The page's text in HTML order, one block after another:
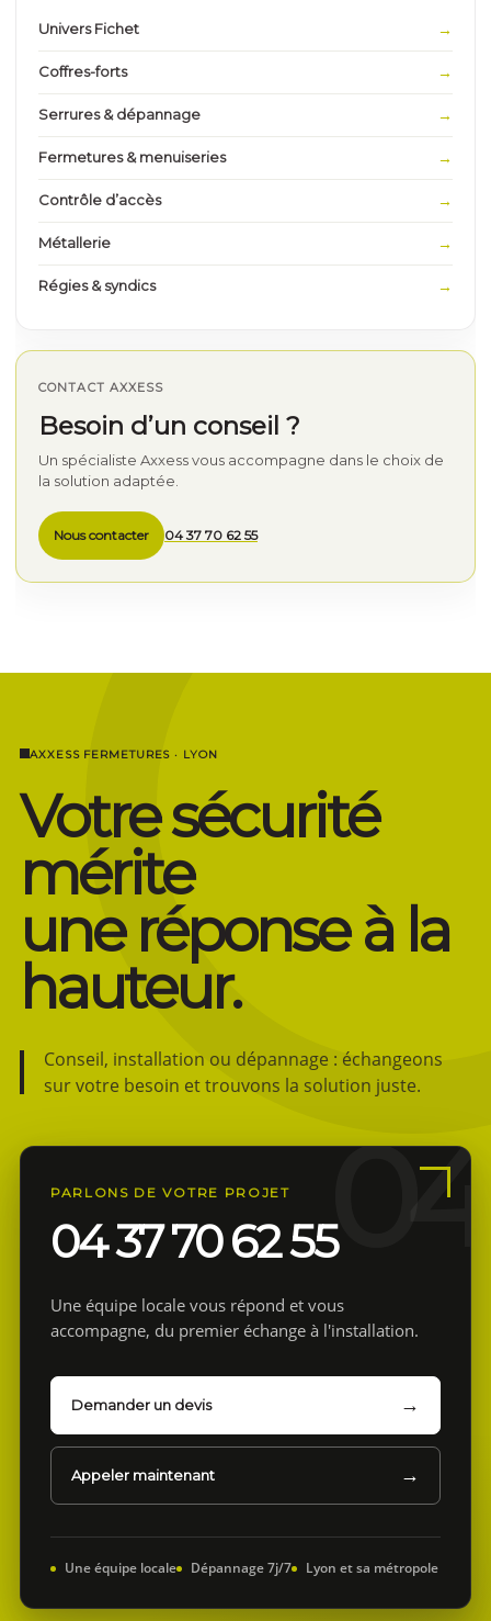
Univers Fichet
Coffres-forts
Serrures & dépannage
Fermetures & menuiseries
Contrôle d’accès
Métallerie
Régies & syndics
CONTACT AXXESS
Besoin d’un conseil ?
Un spécialiste Axxess vous accompagne dans le choix de
la solution adaptée.
Nous contacter 04 37 70 62 55
AXXESS FERMETURES · LYON
Votre sécurité
mérite
une réponse à la
hauteur.
Conseil, installation ou dépannage : échangeons
sur votre besoin et trouvons la solution juste.
PARLONS DE VOTRE PROJET
04 37 70 62 55
Une équipe locale vous répond et vous
accompagne, du premier échange à l'installation.
Demander un devis
Appeler maintenant
Une équipe locale Dépannage 7j/7 Lyon et sa métropole